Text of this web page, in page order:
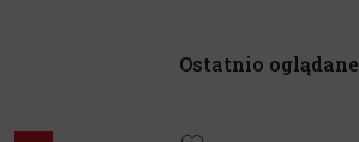
Ostatnio oglądane